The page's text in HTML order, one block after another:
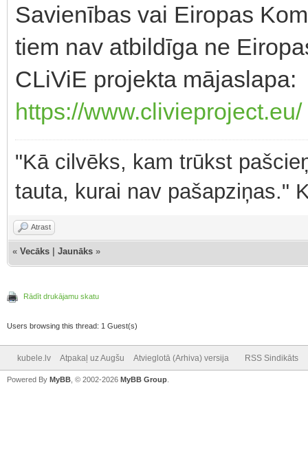
Savienības vai Eiropas
tiem nav atbildīga ne
CLiViE projekta mājaslapa:
https://www.clivieproject.eu/
"Kā cilvēks, kam trūkst
tauta, kurai nav pašapziņas."
Atrast
« Vecāks Jaunāks »
Rādīt drukājamu skatu
Users browsing this thread: 1 Guest(s)
kubele.lv Atpakaļ uz Augšu Atvieglotā (Arhiva) versija RSS Sindikāts
Powered By MyBB , © 2002-2026 MyBB Group